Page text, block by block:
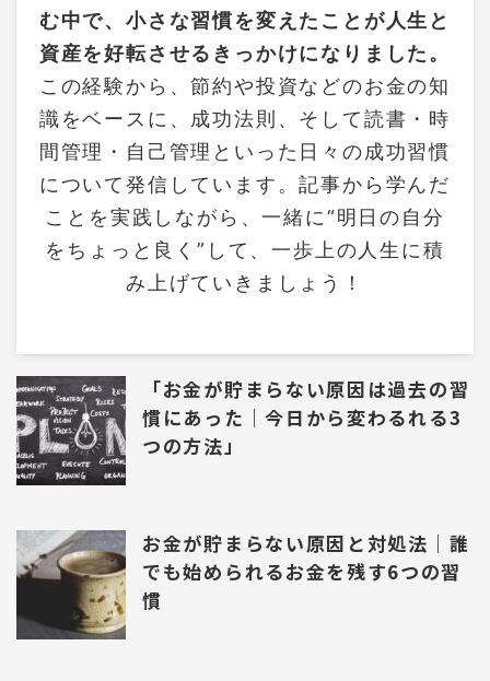
む中で、小さな習慣を変えたことが人生と
資産を好転させるきっかけになりました。
この経験から、節約や投資などのお金の知
識をベースに、成功法則、そして読書・時
間管理・自己管理といった日々の成功習慣
について発信しています。記事から学んだ
ことを実践しながら、一緒に“明日の自分
をちょっと良く”して、一歩上の人生に積
み上げていきましょう！
「お金が貯まらない原因は過去の習
慣にあった｜今日から変わるれる3
つの方法」
お金が貯まらない原因と対処法｜誰
でも始められるお金を残す6つの習
慣